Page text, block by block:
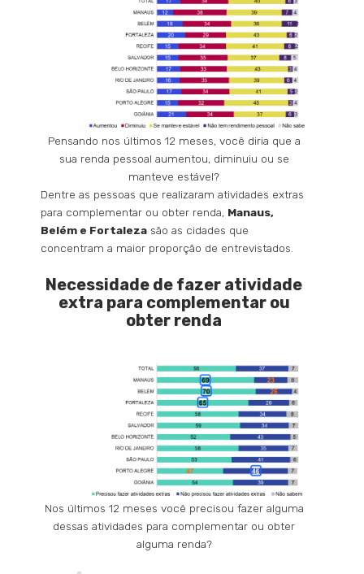
Pensando nos últimos 12 meses, você diria que a
sua renda pessoal aumentou, diminuiu ou se
manteve estável?
Dentre as pessoas que realizaram atividades extras
para complementar ou obter renda, Manaus,
Belém e Fortaleza são as cidades que
concentram a maior proporção de entrevistados.
Necessidade de fazer atividade
extra para complementar ou
obter renda
Nos últimos 12 meses você precisou fazer alguma
dessas atividades para complementar ou obter
alguma renda?